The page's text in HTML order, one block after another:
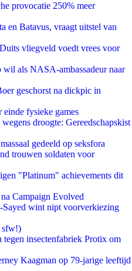
provocatie 250% meer
en Batavus, vraagt uitstel van
vliegveld voedt vrees voor
als NASA-ambassadeur naar
geschorst na dickpic in
fysieke games
droogte: Gereedschapskist
gedeeld op seksfora
trouwen soldaten voor
"Platinum" achievements dit
Campaign Evolved
Sayed wint nipt voorverkiezing
sfw!)
insectenfabriek Protix om
Kaagman op 79-jarige leeftijd